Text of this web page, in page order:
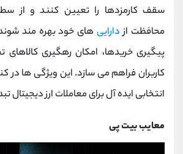
سقف کارمزدها را تعیین کنند و از سطح
محافظت ازدارایی ‌های خود بهره ‌مند
پیگیری خریدها، امکان رهگیری کالاهای
کاربران فراهم می‌ سازد. این ویژگی ‌ها در
انتخابی ایده ‌آل برای معاملات ارز دیجیتال
معایب بیت پی